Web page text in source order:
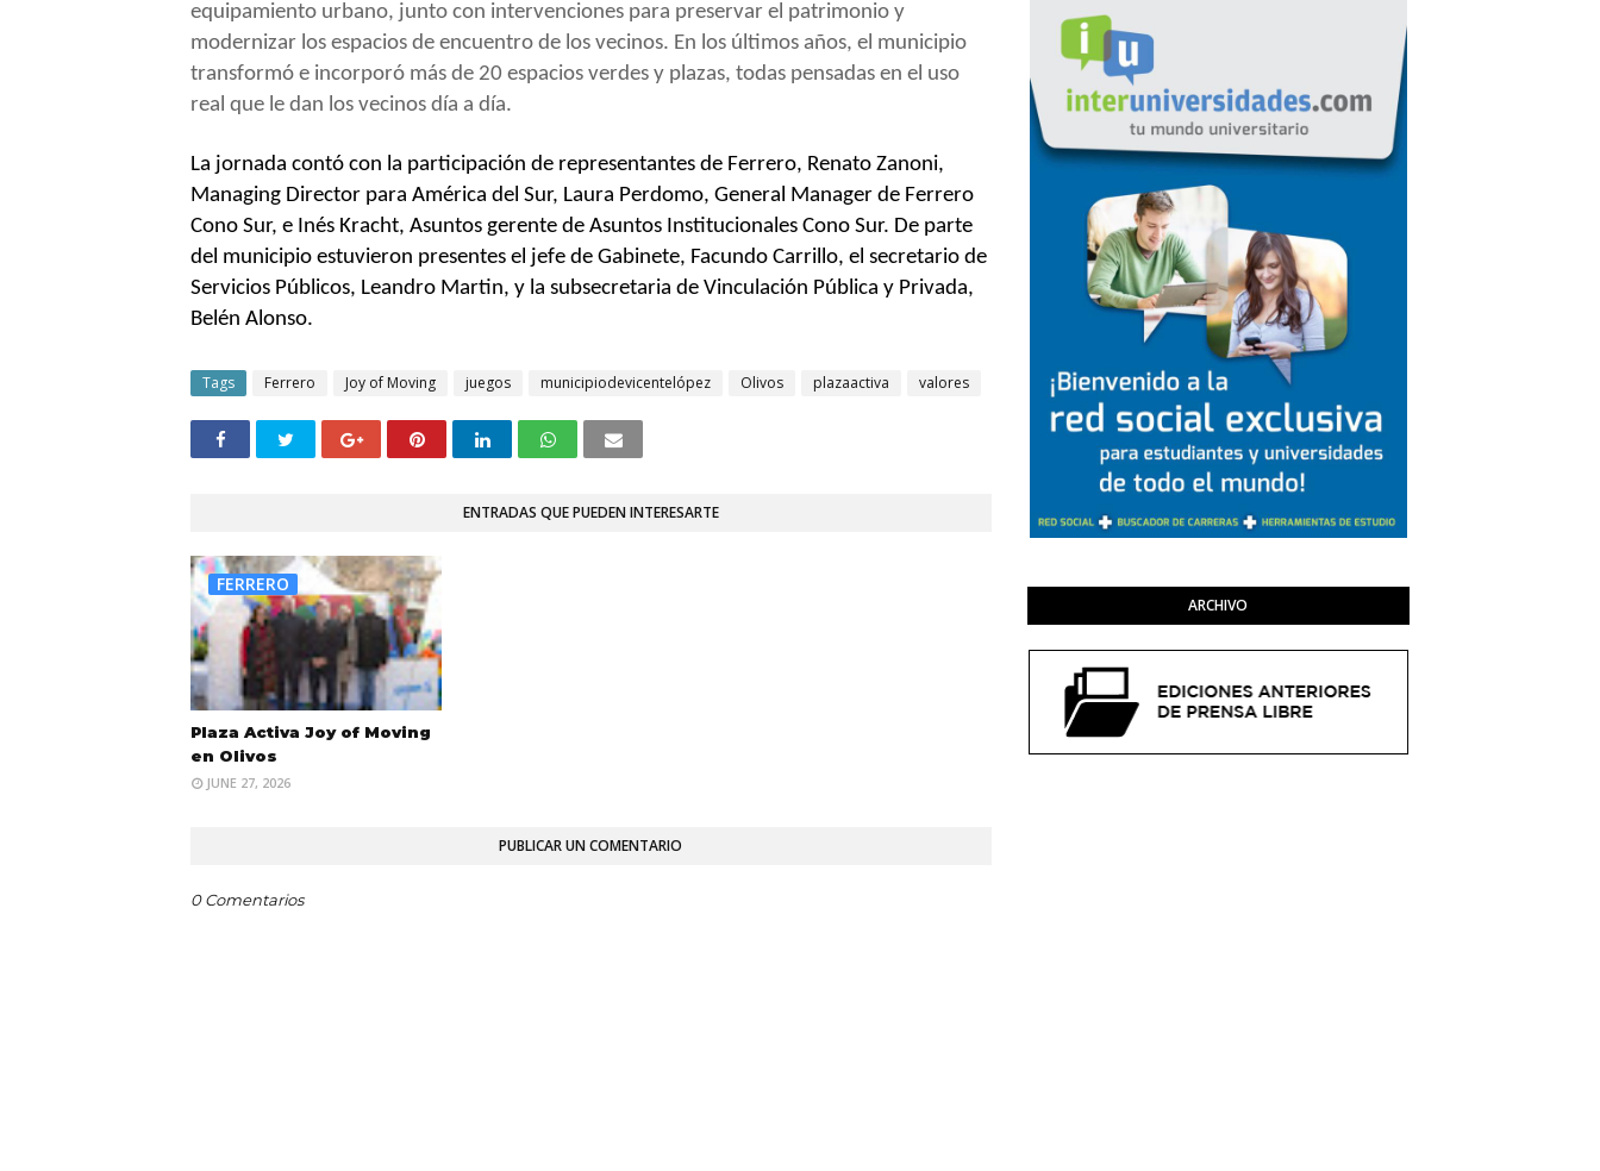
equipamiento urbano, junto con intervenciones para preservar el patrimonio y
modernizar los espacios de encuentro de los vecinos. En los últimos años, el municipio
transformó e incorporó más de 20 espacios verdes y plazas, todas pensadas en el uso
real que le dan los vecinos día a día.
La jornada contó con la participación de representantes de Ferrero, Renato Zanoni,
Managing Director para América del Sur, Laura Perdomo, General Manager de Ferrero
Cono Sur, e Inés Kracht, Asuntos gerente de Asuntos Institucionales Cono Sur. De parte
del municipio estuvieron presentes el jefe de Gabinete, Facundo Carrillo, el secretario de
Servicios Públicos, Leandro Martin, y la subsecretaria de Vinculación Pública y Privada,
Belén Alonso.
Tags Ferrero Joy of Moving juegos municipiodevicentelópez Olivos plazaactiva valores
ENTRADAS QUE PUEDEN INTERESARTE
FERRERO
Plaza Activa Joy of Moving
en Olivos
JUNE 27, 2026
PUBLICAR UN COMENTARIO
0 Comentarios
ARCHIVO